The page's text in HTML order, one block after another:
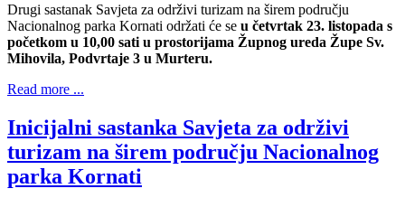
Drugi sastanak Savjeta za održivi turizam na širem području
Nacionalnog parka Kornati održati će se u četvrtak 23. listopada s
početkom u 10,00 sati u prostorijama Župnog ureda Župe Sv.
Mihovila, Podvrtaje 3 u Murteru.
Read more ...
Inicijalni sastanka Savjeta za održivi
turizam na širem području Nacionalnog
parka Kornati